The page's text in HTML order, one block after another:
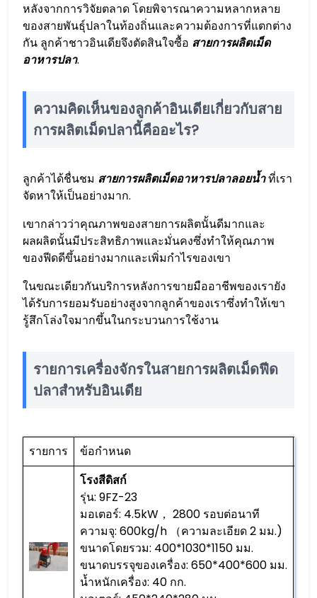
หลังจากการวิจัยตลาด โดยพิจารณาความหลากหลาย
ของสายพันธุ์ปลาในท้องถิ่นและความต้องการที่แตกต่าง
กัน ลูกค้าชาวอินเดียจึงตัดสินใจซื้อ สายการผลิตเม็ด
อาหารปลา.
ความคิดเห็นของลูกค้าอินเดียเกี่ยวกับสาย
การผลิตเม็ดปลานี้คืออะไร?
ลูกค้าได้ชื่นชม สายการผลิตเม็ดอาหารปลาลอยน้ำที่เรา
จัดหาให้เป็นอย่างมาก.
เขากล่าวว่าคุณภาพของสายการผลิตนั้นดีมากและ
ผลผลิตนั้นมีประสิทธิภาพและมั่นคงซึ่งทำให้คุณภาพ
ของฟีดดีขึ้นอย่างมากและเพิ่มกำไรของเขา
ในขณะเดียวกันบริการหลังการขายมืออาชีพของเรายัง
ได้รับการยอมรับอย่างสูงจากลูกค้าของเราซึ่งทำให้เขา
รู้สึกโล่งใจมากขึ้นในกระบวนการใช้งาน
รายการเครื่องจักรในสายการผลิตเม็ดฟีด
ปลาสำหรับอินเดีย
รายการ ข้อกำหนด
โรงสีดิสก์
รุ่น: 9FZ-23
มอเตอร์: 4.5kW， 2800 รอบต่อนาที
ความจุ: 600kg/h （ความละเอียด 2 มม.)
ขนาดโดยรวม: 400*1030*1150 มม.
ขนาดบรรจุของเครื่อง: 650*400*600 มม.
น้ำหนักเครื่อง: 40 กก.